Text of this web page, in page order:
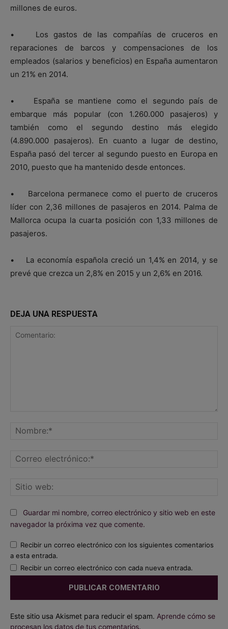
millones de euros.
• Los gastos de las compañías de cruceros en
reparaciones de barcos y compensaciones de los
empleados (salarios y beneficios) en España aumentaron
un 21% en 2014.
• España se mantiene como el segundo país de
embarque más popular (con 1.260.000 pasajeros) y
también como el segundo destino más elegido
(4.890.000 pasajeros). En cuanto a lugar de destino,
España pasó del tercer al segundo puesto en Europa en
2010, puesto que ha mantenido desde entonces.
• Barcelona permanece como el puerto de cruceros
líder con 2,36 millones de pasajeros en 2014. Palma de
Mallorca ocupa la cuarta posición con 1,33 millones de
pasajeros.
• La economía española creció un 1,4% en 2014, y se
prevé que crezca un 2,8% en 2015 y un 2,6% en 2016.
DEJA UNA RESPUESTA
Guardar mi nombre, correo electrónico y sitio web en este
navegador la próxima vez que comente.
Recibir un correo electrónico con los siguientes comentarios
a esta entrada.
Recibir un correo electrónico con cada nueva entrada.
Este sitio usa Akismet para reducir el spam. Aprende cómo se
procesan los datos de tus comentarios.